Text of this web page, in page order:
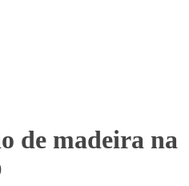
de madeira na